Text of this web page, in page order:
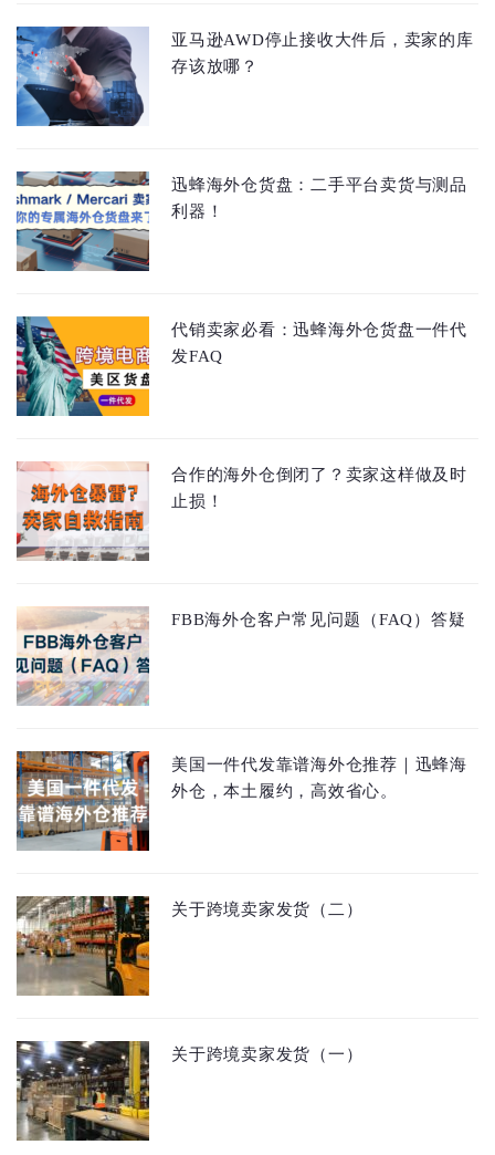
亚马逊AWD停止接收大件后，卖家的库
存该放哪？
迅蜂海外仓货盘：二手平台卖货与测品
利器！
代销卖家必看：迅蜂海外仓货盘一件代
发FAQ
合作的海外仓倒闭了？卖家这样做及时
止损！
FBB海外仓客户常见问题（FAQ）答疑
美国一件代发靠谱海外仓推荐｜迅蜂海
外仓，本土履约，高效省心。
关于跨境卖家发货（二）
关于跨境卖家发货（一）